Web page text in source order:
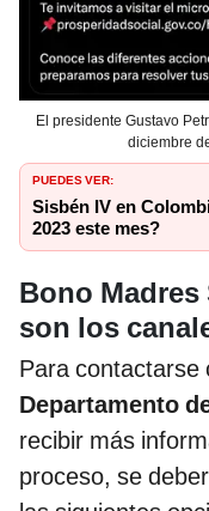
El presidente Gustavo
diciembre
PUEDES VER:
Sisbén IV en
2023 este mes?
Bono Madres
son los
Para contactarse
Departamento
recibir más
proceso, se